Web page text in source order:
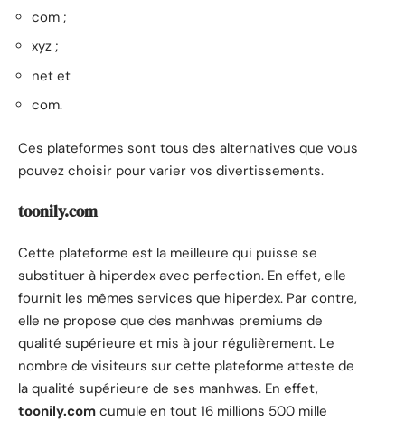
com ;
xyz ;
net et
com.
Ces plateformes sont tous des alternatives que vous
pouvez choisir pour varier vos divertissements.
toonily.com
Cette plateforme est la meilleure qui puisse se
substituer à hiperdex avec perfection. En effet, elle
fournit les mêmes services que hiperdex. Par contre,
elle ne propose que des manhwas premiums de
qualité supérieure et mis à jour régulièrement. Le
nombre de visiteurs sur cette plateforme atteste de
la qualité supérieure de ses manhwas. En effet,
toonily.com cumule en tout 16 millions 500 mille